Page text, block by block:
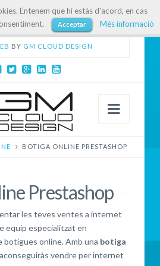
Entenem que hi estàs d'acord, en cas
Acceptar Més informació
BY GM CLOUD DESIGN
BOTIGA ONLINE PRESTASHOP
Prestashop
les teves ventes a internet
equip especialitzat en
botigues online. Amb una botiga
vendre per internet